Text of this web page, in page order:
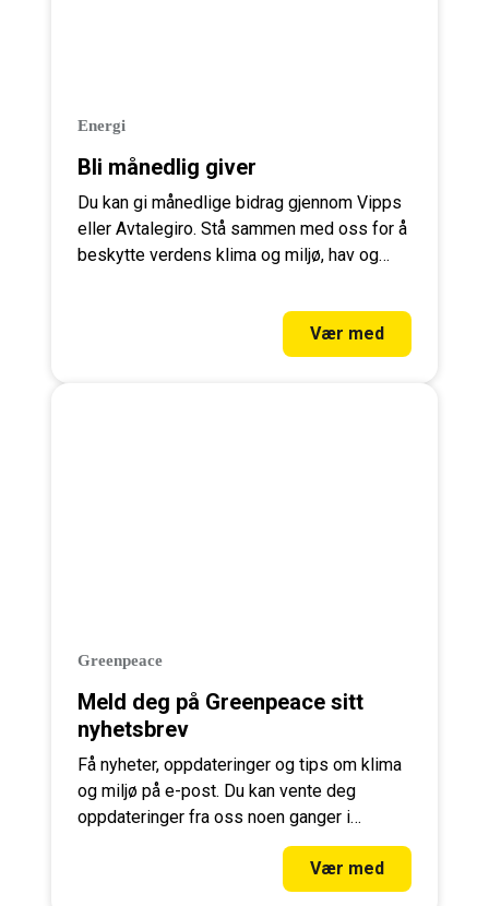
Energi
Bli månedlig giver
Du kan gi månedlige bidrag gjennom Vipps
eller Avtalegiro. Stå sammen med oss for å
beskytte verdens klima og miljø, hav og
Vær med
Greenpeace
Meld deg på Greenpeace sitt
nyhetsbrev
Få nyheter, oppdateringer og tips om klima
og miljø på e-post. Du kan vente deg
oppdateringer fra oss noen ganger i
måneden, og kan melde deg av når som
Vær med